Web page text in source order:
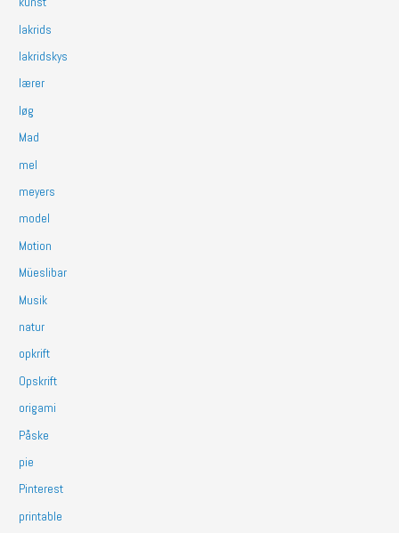
lakrids
lakridskys
lærer
løg
Mad
mel
meyers
model
Motion
Müeslibar
Musik
natur
opkrift
Opskrift
origami
Påske
pie
Pinterest
printable